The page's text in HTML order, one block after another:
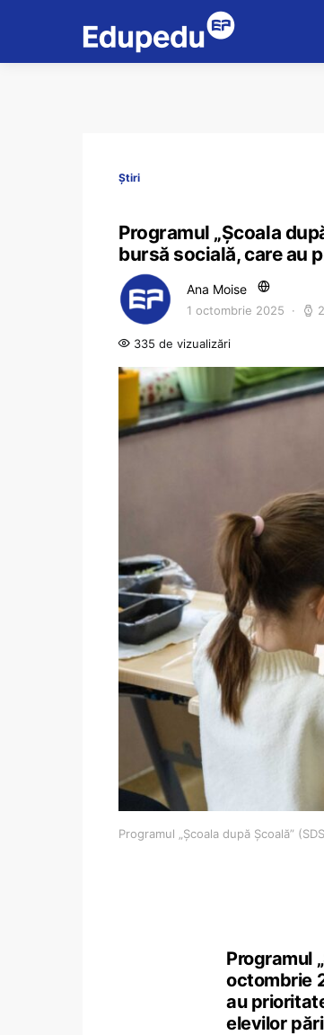
Știri
Programul „Școala
bursă socială, care au
Ana Moise
1 octombrie 2025
335 de vizualizări
Programul „Școala după Școală”
Programul
octombrie
au
elevilor